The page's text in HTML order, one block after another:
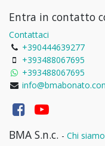
Entra in contatto
Contattaci
+390444639277
+393488067695
+393488067695
BMA S.n.c. - Chi siamo